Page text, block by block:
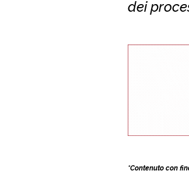
dei
*Contenuto con